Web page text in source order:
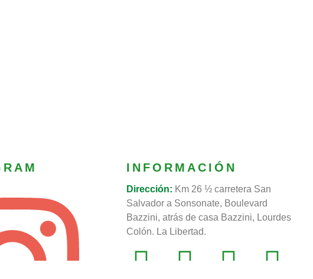
INFORMACIÓN
Dirección: Km 26 ½ carretera San
Salvador a Sonsonate, Boulevard
Bazzini, atrás de casa Bazzini, Lourdes
Colón. La Libertad.